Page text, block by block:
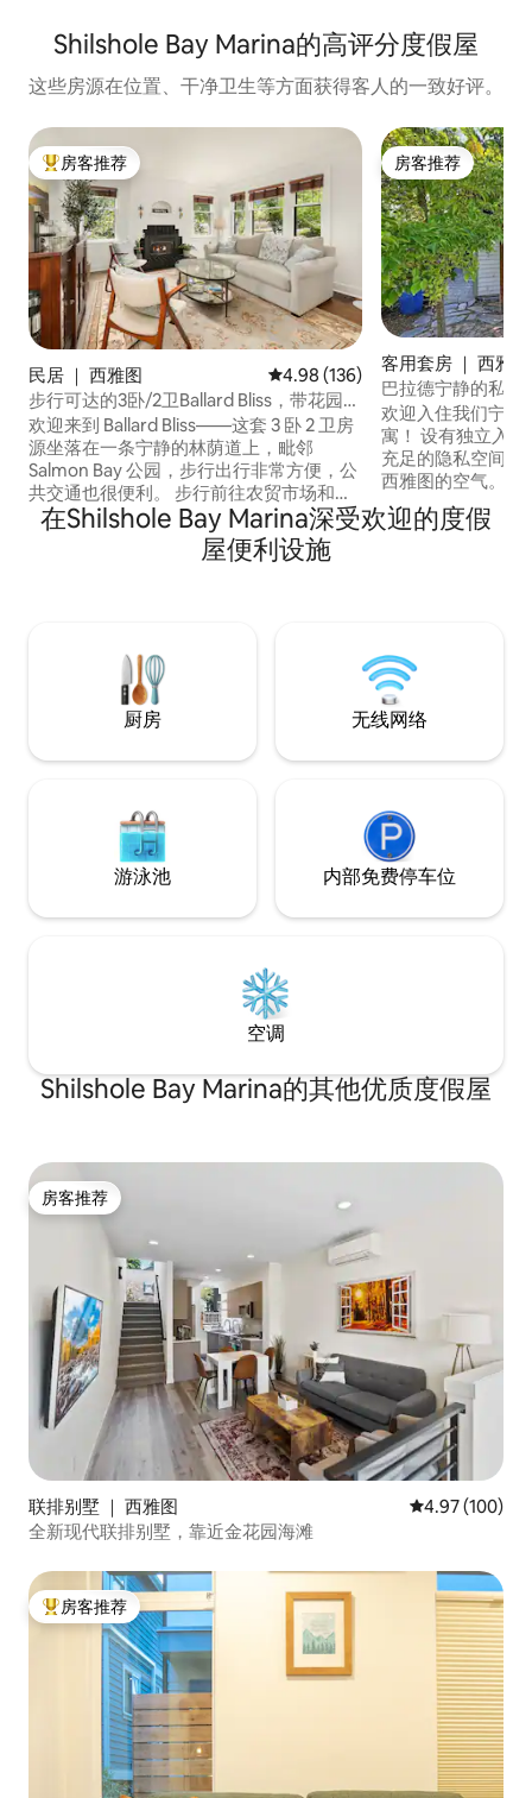
Shilshole Bay Marina的高评分度假屋
这些房源在位置、干净卫生等方面获得客人的一致好评。
热门「房客推荐」
房客推荐
民居 ｜ 西雅图 平均评分 4.98 分（满分 5 分），
4.98 (136)
步行可达的3卧/2卫Ballard Bliss，带花园和
办公室
欢迎来到 Ballard Bliss——这套 3 卧 2 卫房
源坐落在一条宁静的林荫道上，毗邻
Salmon Bay 公园，步行出行非常方便，公
共交通也很便利。 步行前往农贸市场和巴
拉德市中心，或者去附近的热门景点，如
洛克斯公园（Locks）、金色花园
（Golden Gardens）和动物园。 配备高
烤架。 适合家庭和宠物入住，是西雅图的
理想落脚点！
房客推荐
房客推荐
客用套房 ｜ 西雅图
巴拉德宁静的私人
欢迎入住我们宁静
寓！ 设有独立入口和带围栏的后院，享有
充足的隐私空间。
西雅图的空气。 使用我们的免费内部停车
位探索西雅图！
靠近巴拉德大道（
在Shilshole Bay Marina深受欢迎的度假
屋便利设施
厨房 无线网络
游泳池 内部免费停车位
空调
Shilshole Bay Marina的其他优质度假屋
房客推荐
房客推荐
联排别墅 ｜ 西雅图 平均评分 4.97
4.97 (100)
全新现代联排别墅，靠近金花园海滩
热门「房客推荐」
房客推荐